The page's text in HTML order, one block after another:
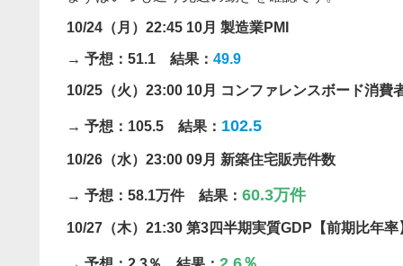
10/24（月）22:45 10月 製造業PMI
→ 予想：51.1 結果： 49.9
10/25（火）23:00 10月 コンファレンスボード消費
→ 予想：105.5 結果： 102.5
10/26（水）23:00 09月 新築住宅販売件数
→ 予想：58.1万件 結果： 60.3万件
10/27（木）21:30 第3四半期実質GDP【前期比年率